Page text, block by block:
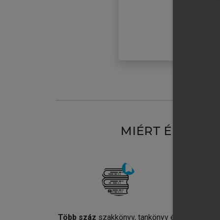
MIÉRT
Több száz szakkönyv, tankönyv és